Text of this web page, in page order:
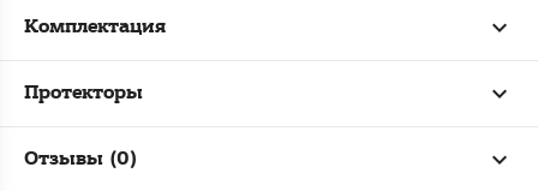
Комплектация
Протекторы
Отзывы (0)